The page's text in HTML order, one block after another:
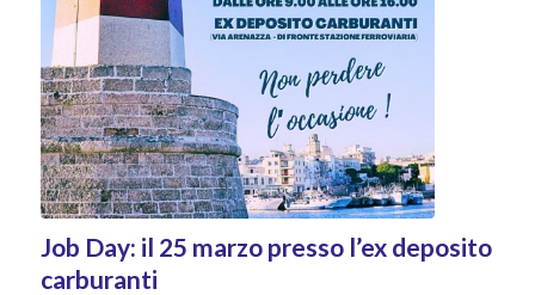
Job Day: il 25 marzo presso l’ex deposito
carburanti